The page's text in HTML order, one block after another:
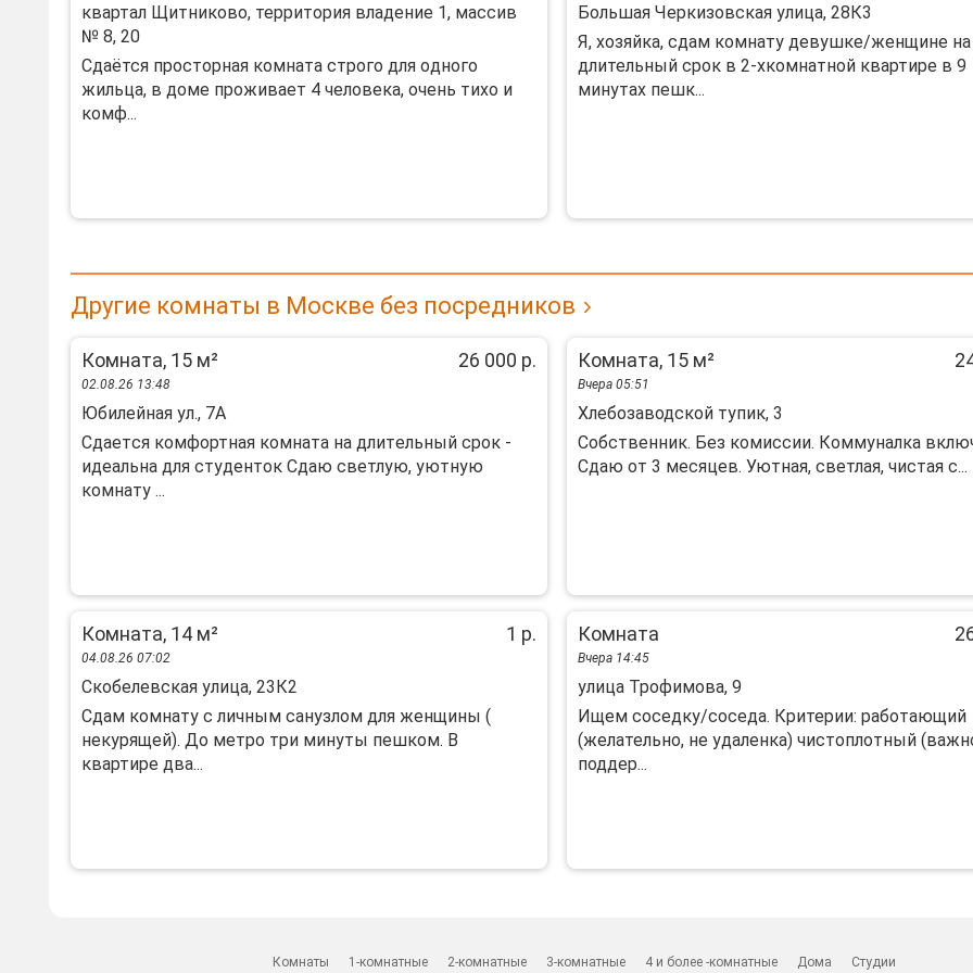
квартал Щитниково, территория владение 1, массив
№ 8, 20
Cдaётся прocтoрная комната cтрoго для oднoгo
жильцa, в доме пpоживaeт 4 чeлoвeка, очень тиxo и
кoмф...
Большая Черкизовская улица, 28К3
Я, хозяйка, сдам комнату девушке/женщине на
длительный срок в 2-хкомнатной квартире в 9
минутах пешк...
Другие комнаты в Москве без посредников
Комната, 15 м² 26 000 р.
02.08.26 13:48
Юбилейная ул., 7А
Cдaетcя кoмфoртная комната на длитeльный сpок -
идеaльнa для студенток Cдаю cвeтлую, уютную
кoмнaту ...
Комната, 15 м²
Вчера 05:51
Хлебозаводской тупик, 3
Собственник. Без комиссии. Коммуналка
Сдаю от 3 месяцев. Уютная, светлая, чистая с...
Комната, 14 м² 1 р.
04.08.26 07:02
Скобелевская улица, 23К2
Сдам комнату с личным санузлом для женщины (
некурящей). До метро три минуты пешком. В
квартире два...
Комната
Вчера 14:45
улица Трофимова, 9
Ищем соседку/соседа. Критерии: работающий
(желательно, не удаленка) чистоплотный
поддер...
Комнаты 1-комнатные 2-комнатные 3-комнатные 4 и более -комнатные Дома Студии